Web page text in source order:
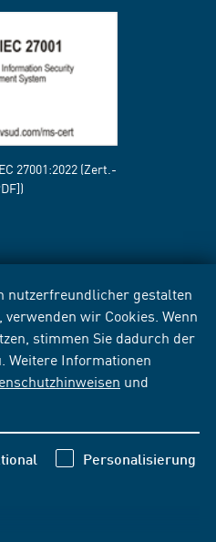
nutzerfreundlicher gestalten
wir Cookies. Wenn
stimmen Sie dadurch der
Weitere Informationen
und
Personalisierung
27001:2022 (Zert.-